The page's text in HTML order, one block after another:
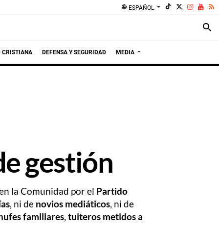
language ESPAÑOL
search
CRISTIANA DEFENSA Y SEGURIDAD MEDIA
gestión
la Comunidad por el Partido
, ni de novios mediáticos, ni de
familiares, tuiteros metidos a